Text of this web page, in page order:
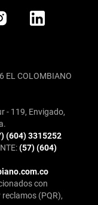
EL COLOMBIANO
- 119, Envigado,
(604) 3315252
(57) (604)
con
(PQR),